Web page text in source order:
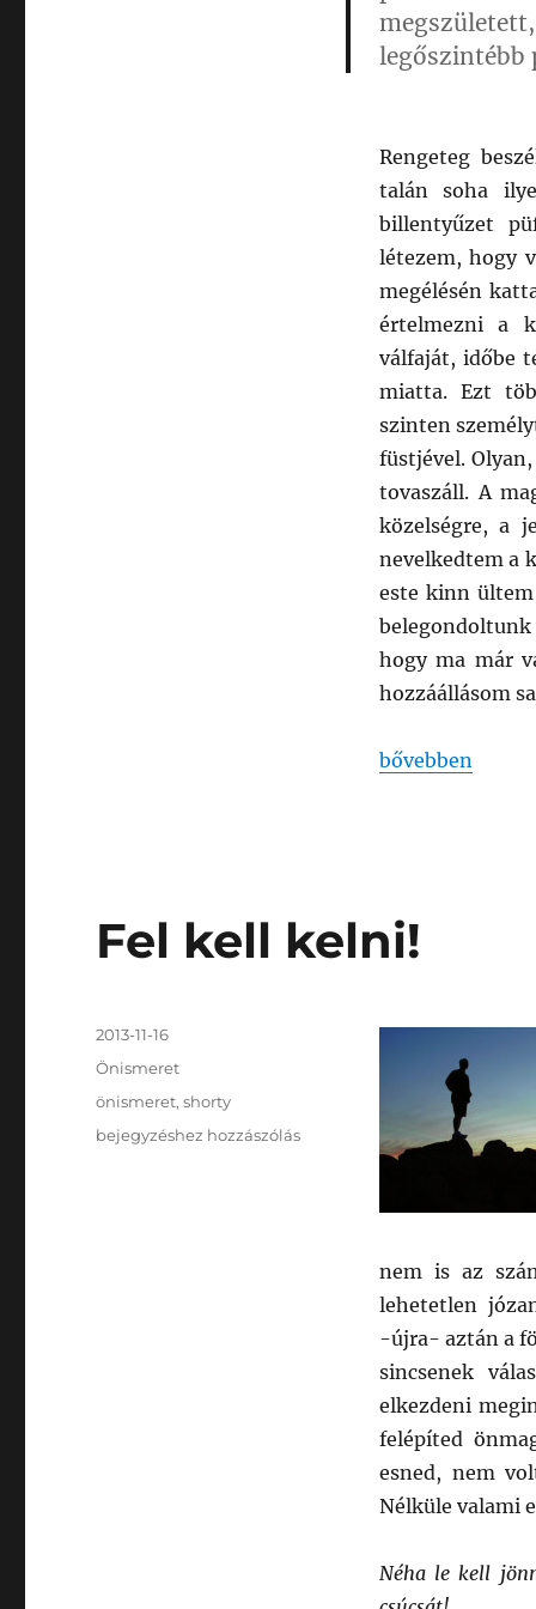
legőszintébb
Rengeteg
talán soha
billentyűzet
létezem, hogy
megélésén
értelmezni a
válfaját, időbe
miatta. Ezt
szinten
füstjével.
tovaszáll. A
közelségre, a
nevelkedtem a
este kinn
belegondoltunk
hogy ma már
hozzáállásom
bővebben
Fel kell kelni!
nem is az
lehetetlen
-újra- aztán a
sincsenek
elkezdeni
felépíted
esned, nem
Nélküle valami
Néha le kell
Közzétéve
2013-11-16
Kategória
Önismeret
Címke
önismeret,shorty
Fel
bejegyzéshez hozzászólás